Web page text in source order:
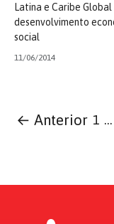
Latina e Caribe
desenvolvimento
social
11/06/2014
← Anterior 1 …